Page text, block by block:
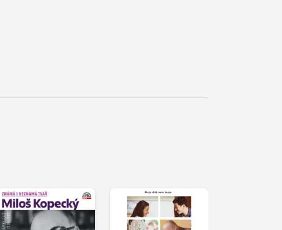
Přehrát
ukázku